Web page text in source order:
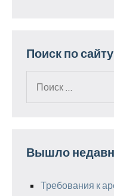
Поиск по сайту
Вышло
Требования к